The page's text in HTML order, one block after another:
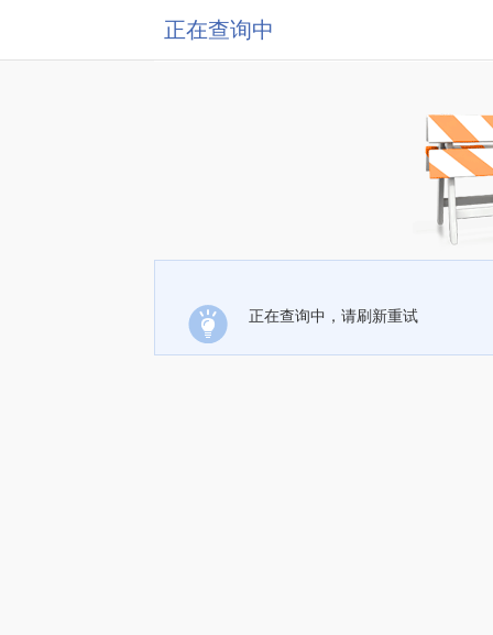
正在查询中
正在查询中，请刷新重试